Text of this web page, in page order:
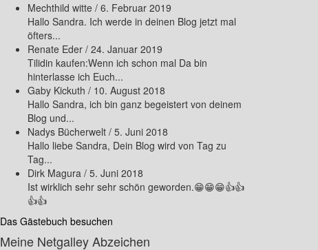
Mechthild witte / 6. Februar 2019
Hallo Sandra. Ich werde in deinen Blog jetzt mal
öfters...
Renate Eder / 24. Januar 2019
Tilidin kaufen:Wenn ich schon mal Da bin
hinterlasse ich Euch...
Gaby Kickuth / 10. August 2018
Hallo Sandra, ich bin ganz begeistert von deinem
Blog und...
Nadys Bücherwelt / 5. Juni 2018
Hallo liebe Sandra, Dein Blog wird von Tag zu
Tag...
Dirk Magura / 5. Juni 2018
Ist wirklich sehr sehr schön geworden.😁😁😁👍👍
👍👍
Das Gästebuch besuchen
Meine Netgalley Abzeichen